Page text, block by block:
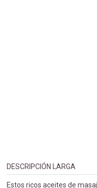
DESCRIPCIÓN LARGA
Estos ricos aceites de